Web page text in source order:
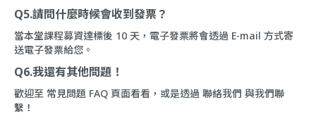
Q5.請問什麼時候會收到發票？
當本堂課程募資達標後 10 天，電子發票將會透過 E-mail 方式寄
送電子發票給您。
Q6.我還有其他問題！
歡迎至 常見問題 FAQ 頁面看看，或是透過 聯絡我們 與我們聯
繫！